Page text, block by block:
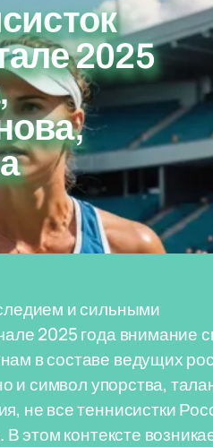
2025
и сильными
2025 года внимание
в составе ведущих
и символ упорства,
не все теннисистки
этом контексте